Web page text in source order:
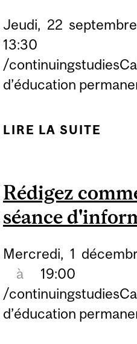
Jeudi, 22
13:30
/
d’éducation
LIRE LA SUITE
Rédigez
séance
Mercredi, 1
à
19:00
/
d’éducation